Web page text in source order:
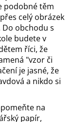
podobné těm
celý obrázek
obchodu s
budete v
říci, že
"vzor či
je jasné, že
a nikdo si
na
papír,